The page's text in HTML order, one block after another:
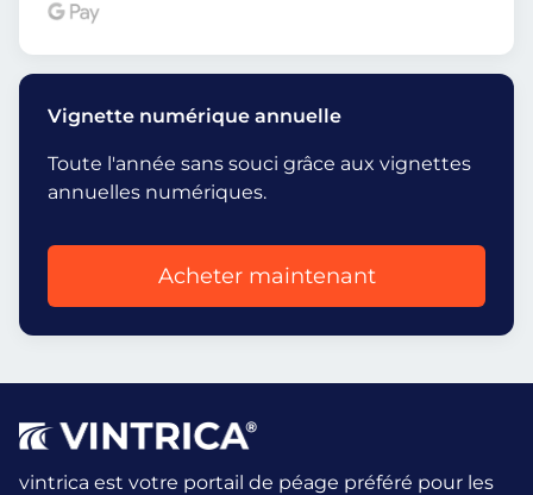
Vignette numérique annuelle
Toute l'année sans souci grâce aux vignettes
annuelles numériques.
Acheter maintenant
vintrica est votre portail de péage préféré pour les